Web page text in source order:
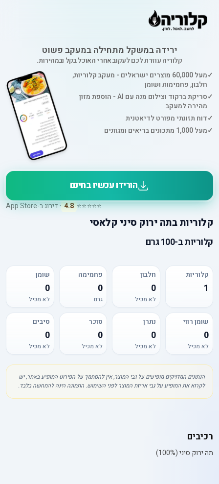
ירידה במשקל מתחילה במעקב פשוט
קלוריה עוזרת לכם לעקוב אחרי האוכל בקל ובמהירות.
✓
מעל 60,000 מוצרים ישראלים - מעקב קלוריות,
חלבון, פחמימות ושומן
✓
סריקת ברקוד וצילום מנה עם AI - הוספת מזון
מהירה למעקב
✓דוח תזונתי מפורט לדיאטנית
✓מעל 1,000 מתכונים בריאים ומגוונים
הורידו עכשיו בחינם
⭐⭐⭐⭐⭐
4.8 · דירוג ב-App Store
קלוריותבתה ירוק סיני קלאסי
קלוריותב-100 גרם
קלוריות
1
חלבון
0
לא מכיל
פחמימה
0
גרם
שומן
0
לא מכיל
שומן רווי
0
לא מכיל
נתרן
0
לא מכיל
סוכר
0
לא מכיל
סיבים
0
לא מכיל
הנתונים המדויקים מופיעים על גבי המוצר, אין להסתמך על הפירוט המופיע באתר, יש
לקרוא את המופיע על גבי אריזת המוצר לפני השימוש. התמונה הינה להמחשה בלבד.
רכיבים
תה ירוק סיני (100%)